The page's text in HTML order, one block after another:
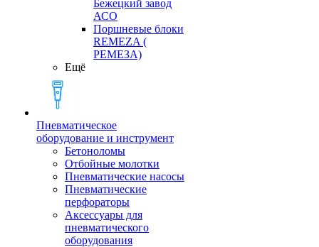
Бежецкий завод
АСО
Поршневые блоки
REMEZA (
РЕМЕЗА)
Ещё
Пневматическое
оборудование и инструмент
Бетоноломы
Отбойные молотки
Пневматические насосы
Пневматические
перфораторы
Аксессуары для
пневматического
оборудования